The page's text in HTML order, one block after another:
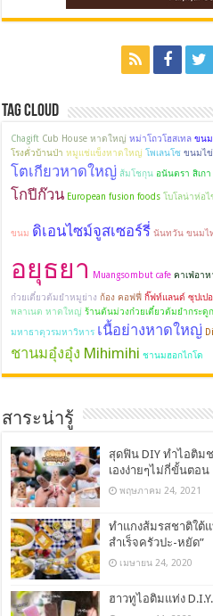
Tag Cloud
Chagift Cub House หาดใหญ่ หม่าโถวโฮสเทล ขนม
โรงคั่วบ้านป่า หมูแช่แข็งหาดใหญ่ โพเลนโซ ขนมไ
โตเกียวหาดใหญ่ ส้มโชกุน อนันตรา สิเกา
โกปีก๊วน European fusion foods โบโลน่าห่อไ
ขนม ดิเอนไซม์จูสเซอร์รี่ นันทวัน ขนมไ
อยุธยา
Muangsombut cafe คาเฟ่อา
ก๋วยเตี๋ยวต้มยำหมูย่าง ก้อง คอฟฟี่ กิ๊ฟท์แลนด์ ซุปเป
พลาเนต หาดใหญ่ ร้านต้นม่วงก๋วยเตี๋ยวต้มยำกระดู
มหาธาตุวรมหาวิหาร เนื้อย่างหาดใหญ่
ชานมอุ๋งอุ๋ง Mihimihi ชานมฮอกไกโด
สาระน่ารู้
สุดฟิน DIY ทำไอติม
เองง่ายๆไม่กี่ขั้นตอน
พฤษภาคม 24, 2021
ทำแกงส้มรสชาติใต้แ
สำเร็จครัวปะ-หยัด”
เมษายน 24, 2020
ฮาวทูไอติมแท่ง